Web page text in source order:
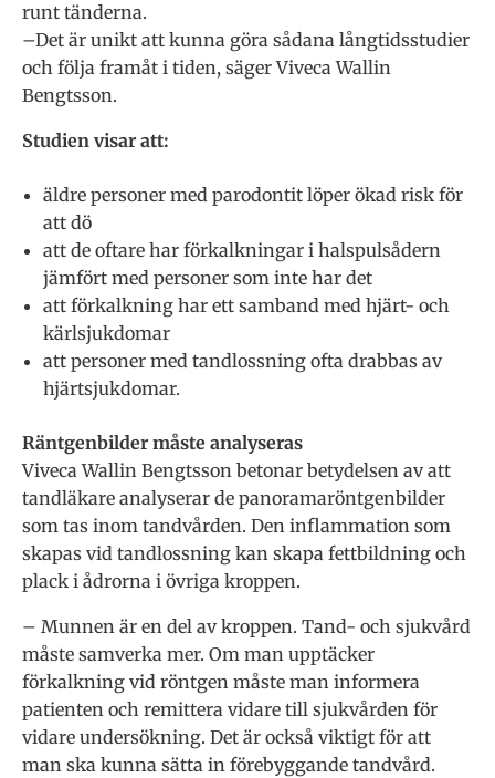
runt tänderna.
–Det är unikt att kunna göra sådana långtidsstudier
och följa framåt i tiden, säger Viveca Wallin
Bengtsson.
Studien visar att:
äldre personer med parodontit löper ökad risk för
att dö
att de oftare har förkalkningar i halspulsådern
jämfört med personer som inte har det
att förkalkning har ett samband med hjärt- och
kärlsjukdomar
att personer med tandlossning ofta drabbas av
hjärtsjukdomar.
Räntgenbilder måste analyseras
Viveca Wallin Bengtsson betonar betydelsen av att
tandläkare analyserar de panoramaröntgenbilder
som tas inom tandvården. Den inflammation som
skapas vid tandlossning kan skapa fettbildning och
plack i ådrorna i övriga kroppen.
– Munnen är en del av kroppen. Tand- och sjukvård
måste samverka mer. Om man upptäcker
förkalkning vid röntgen måste man informera
patienten och remittera vidare till sjukvården för
vidare undersökning. Det är också viktigt för att
man ska kunna sätta in förebyggande tandvård.